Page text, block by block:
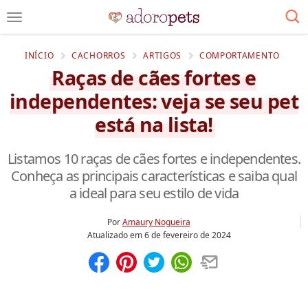
INÍCIO CACHORROS ARTIGOS COMPORTAMENTO
Raças de cães fortes e
independentes: veja se seu pet
está na lista!
Listamos 10 raças de cães fortes e independentes.
Conheça as principais características e saiba qual
a ideal para seu estilo de vida
PorAmaury Nogueira
Atualizado em6 de fevereiro de 2024